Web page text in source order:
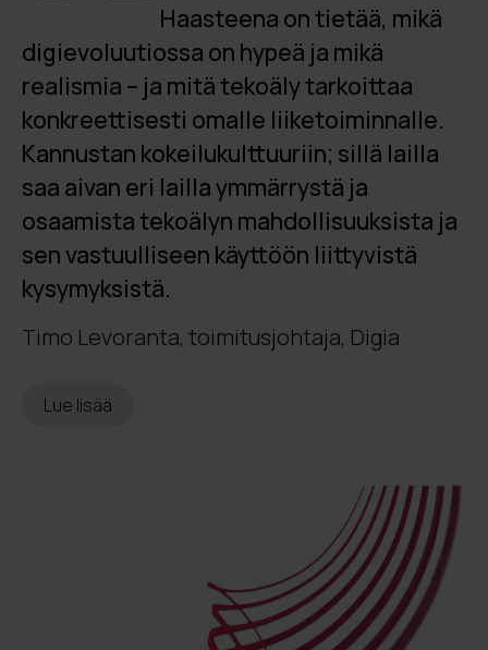
Haasteena on tietää, mikä
digievoluutiossa on hypeä ja mikä
realismia – ja mitä tekoäly tarkoittaa
konkreettisesti omalle liiketoiminnalle.
Kannustan kokeilukulttuuriin; sillä lailla
saa aivan eri lailla ymmärrystä ja
osaamista tekoälyn mahdollisuuksista ja
sen vastuulliseen käyttöön liittyvistä
kysymyksistä.
Timo Levoranta, toimitusjohtaja, Digia
Lue lisää